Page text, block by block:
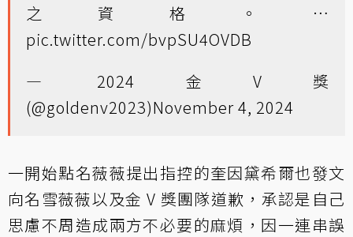
之資格。…
pic.twitter.com/bvpSU4OVDB
— 2024金V獎
(@goldenv2023)November 4, 2024
一開始點名薇薇提出指控的奎因黛希爾也發文
向名雪薇薇以及金 V 獎團隊道歉，承認是自己
思慮不周造成兩方不必要的麻煩，因一連串誤